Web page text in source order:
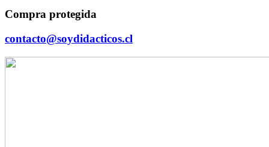
Compra protegida
contacto@soydidacticos.cl